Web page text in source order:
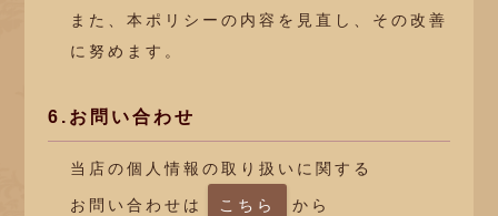
また、本ポリシーの内容を見直し、その改善
に努めます。
6.お問い合わせ
当店の個人情報の取り扱いに関する
お問い合わせは こちら から